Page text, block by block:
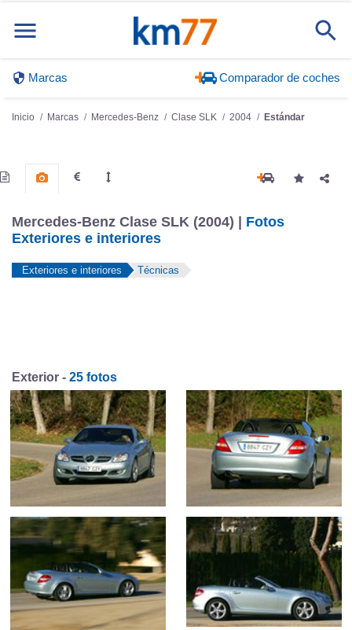
Marcas Comparador de coches
Inicio Marcas Mercedes-Benz Clase SLK 2004 Estándar
Mercedes-Benz Clase SLK (2004) | Fotos
Exteriores e interiores
Exteriores e interiores Técnicas
Exterior - 25 fotos